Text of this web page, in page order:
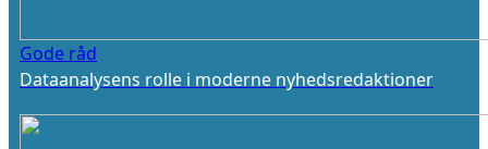
Gode råd
Dataanalysens rolle i moderne nyhedsredaktioner